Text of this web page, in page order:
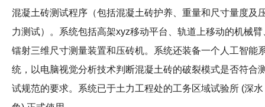
混凝土砖测试程序（包括混凝土砖护养、重量和尺寸量度及
力测试）。系统包括高架xyz移动平台、轨道上移动的机械臂
镭射三维尺寸测量装置和压砖机。系统还装备一个人工智能
统，以电脑视觉分析技术判断混凝土砖的破裂模式是否符合
试规范的要求。系统已于土力工程处的工务区域试验所 (深水